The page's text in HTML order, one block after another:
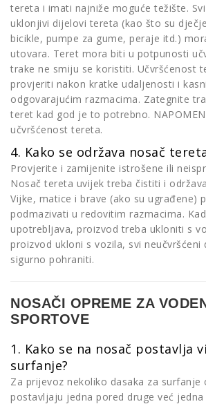
tereta i imati najniže moguće težište.
uklonjivi dijelovi tereta (kao što su
bicikle, pumpe za gume, peraje itd.)
utovara. Teret mora biti u potpunosti
trake ne smiju se koristiti. Učvršćenost
provjeriti nakon kratke udaljenosti i
odgovarajućim razmacima. Zategnite
teret kad god je to potrebno.
učvršćenost tereta.
4. Kako se održava nosač
Provjerite i zamijenite istrošene ili
Nosač tereta uvijek treba čistiti i
Vijke, matice i brave (ako su ugrađene)
podmazivati u redovitim razmacima.
upotrebljava, proizvod treba ukloniti s
proizvod ukloni s vozila, svi
sigurno pohraniti.
NOSAČI OPREME ZA
SPORTOVE
1. Kako se na nosač postavlja
surfanje?
Za prijevoz nekoliko dasaka za surfanje
postavljaju jedna pored druge već